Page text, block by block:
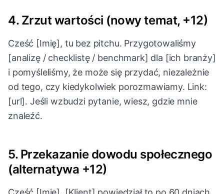
4. Zrzut wartości (nowy temat, +12)
Cześć [Imię], tu bez pitchu. Przygotowaliśmy
[analizę / checklistę / benchmark] dla [ich branży]
i pomyśleliśmy, że może się przydać, niezależnie
od tego, czy kiedykolwiek porozmawiamy. Link:
[url]. Jeśli wzbudzi pytanie, wiesz, gdzie mnie
znaleźć.
5. Przekazanie dowodu społecznego
(alternatywa +12)